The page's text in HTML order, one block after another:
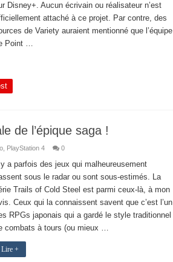
Disney+. Aucun écrivain ou réalisateur n’est
attaché à ce projet. Par contre, des
de Variety auraient mentionné que l’équipe
Point …
de l’épique saga !
, PlayStation 4 0
y a parfois des jeux qui malheureusement
sous le radar ou sont sous-estimés. La
Trails of Cold Steel est parmi ceux-là, à mon
Ceux qui la connaissent savent que c’est l’un
RPGs japonais qui a gardé le style traditionnel
combats à tours (ou mieux …
Lire +